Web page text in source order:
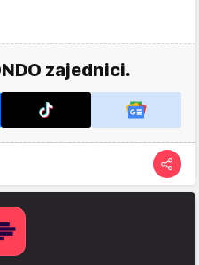
zajednici.